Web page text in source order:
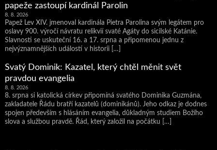
papeže zastoupí kardinál Parolin
8. 8. 2026
Papež Lev XIV. jmenoval kardinála Pietra Parolina svým legátem pro
oslavy 900. výročí návratu relikvií svaté Agáty do sicilské Katánie.
Slavnosti se uskuteční 16. a 17. srpna a připomenou jednu z
nejvýznamnějších událostí v historii […]
Svatý Dominik: Kazatel, který chtěl měnit svět
pravdou evangelia
8. 8. 2026
8. srpna si katolická církev připomíná svatého Dominika Guzmána,
zakladatele Řádu bratří kazatelů (dominikánů). Jeho odkaz je dodnes
spojen především s hlásáním evangelia, důkladným studiem Božího
slova a službou pravdě. Řád, který založil na počátku […]